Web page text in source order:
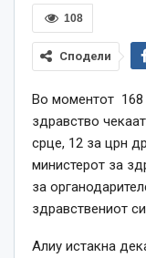
108
Сподели
Во моментот 168
здравство
срце, 12 за црн
министерот за
за
здравствениот
Алиу истакна